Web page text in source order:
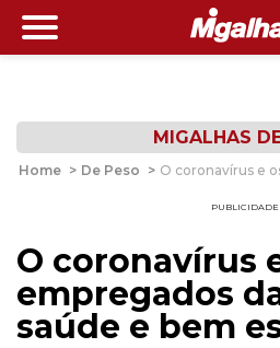
MIGALHAS
Home > De Peso > O coronavírus e
PUBLICIDADE
O coronavírus
empregados
saúde e bem